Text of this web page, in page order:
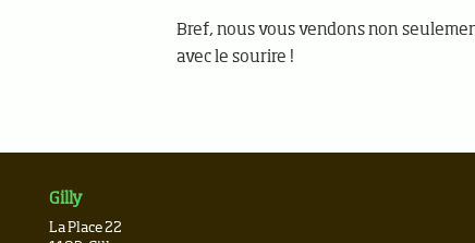
Bref, nous vous vendons non
avec le sourire !
Gilly
La Place 22